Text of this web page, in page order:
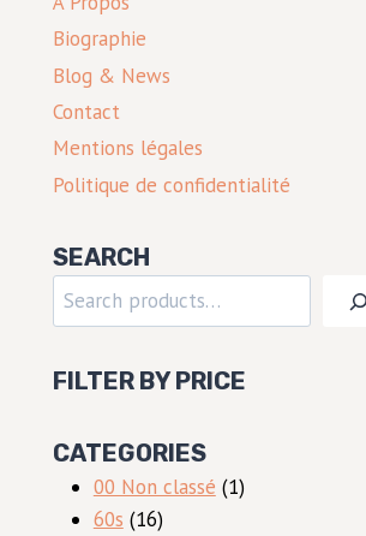
Biographie
Blog & News
Contact
Mentions légales
Politique de confidentialité
SEARCH
Rechercher
FILTER BY PRICE
CATEGORIES
00 Non classé 11
60s 1616